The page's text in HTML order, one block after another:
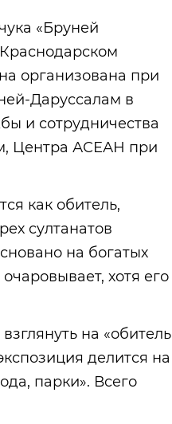
«Бруней
организована при
Даруссалам в
и сотрудничества
Центра АСЕАН при
как обитель,
султанатов
на богатых
хотя его
на «обитель
делится на
парки». Всего